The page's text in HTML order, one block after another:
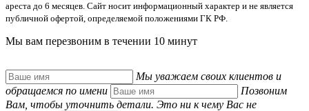
ареста до 6 месяцев. Сайт носит информационный характер и не является
публичной офертой, определяемой положениями ГК РФ.
Мы вам перезвоним в течении 10 минут
Мы уважаем своих клиентов и
обращаемся по имени
Позвоним
Вам, чтобы уточнить детали. Это ни к чему Вас не